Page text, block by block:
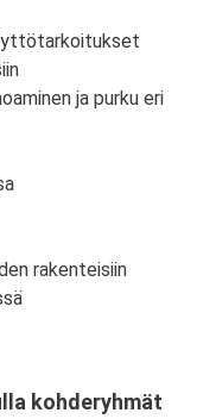
ja purku eri
rakenteisiin
kohderyhmät